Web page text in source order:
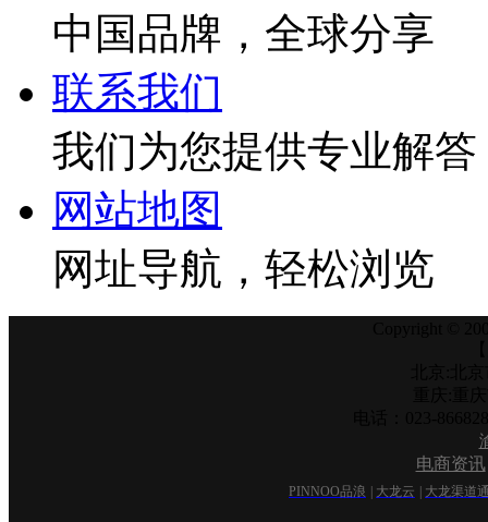
中国品牌，全球分享
联系我们
我们为您提供专业解答
网站地图
网址导航，轻松浏览
电商资讯
PINNOO品浪 大龙云 大龙渠道